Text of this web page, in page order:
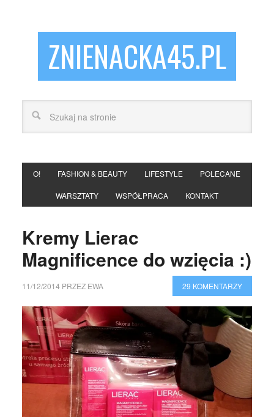
ZNIENACKA45.PL
O! FASHION & BEAUTY LIFESTYLE POLECANE
WARSZTATY WSPÓŁPRACA KONTAKT
Kremy Lierac
Magnificence do wzięcia :)
11/12/2014 PRZEZ EWA 29 KOMENTARZY